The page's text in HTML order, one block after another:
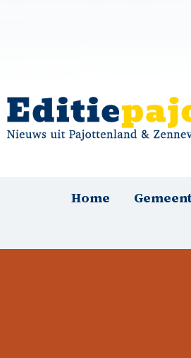
HoofdnavigatieHome